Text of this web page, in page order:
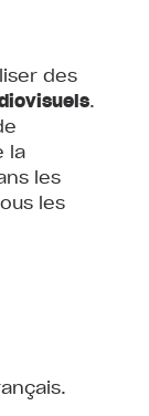
des
.
la
les
les